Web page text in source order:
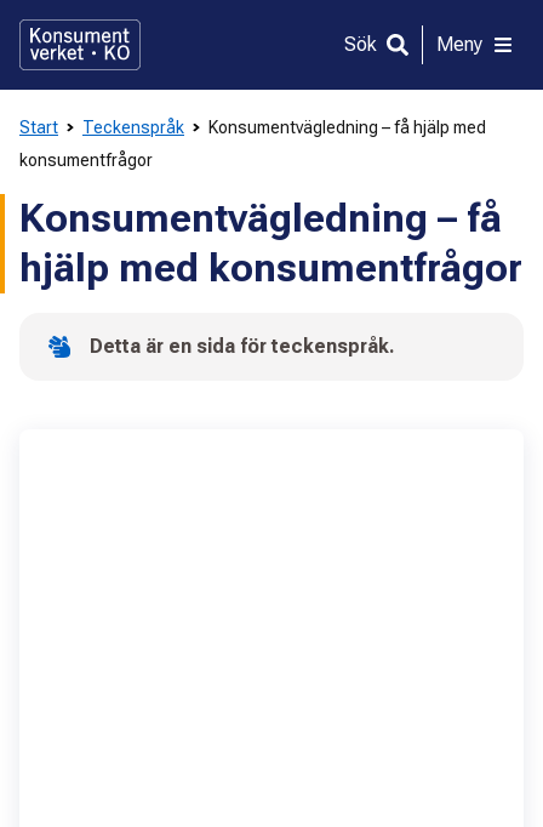
direkt
innehållet
Sök Meny
Start Teckenspråk
Konsumentvägledning – få hjälp med
konsumentfrågor
Konsumentvägledning – få
hjälp med konsumentfrågor
Detta är en sida för teckenspråk.